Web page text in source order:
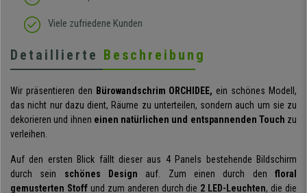
Viele zufriedene Kunden
Detaillierte Beschreibung
Wir präsentieren den Bürowandschrim ORCHIDEE, ein schönes Modell,
das nicht nur dazu dient, Räume zu unterteilen, sondern auch um sie zu
dekorieren und ihnen einen natürlichen und entspannenden Touch zu
verleihen.
Auf den ersten Blick fällt dieser aus 4 Panels bestehende Bildschirm
durch sein schönes Design auf. Zum einen durch denfloral
gemusterten Stoffund zum anderen durch die 2 LED-Leuchten, die die